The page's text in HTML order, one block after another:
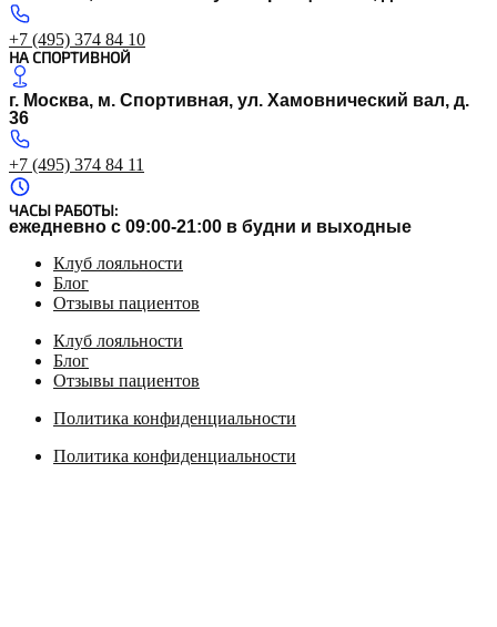
+7 (495) 374 84 10
НА СПОРТИВНОЙ
г. Москва, м. Спортивная, ул. Хамовнический вал, д.
36
+7 (495) 374 84 11
ЧАСЫ РАБОТЫ:
ежедневно с 09:00-21:00 в будни и выходные
Клуб лояльности
Блог
Отзывы пациентов
Клуб лояльности
Блог
Отзывы пациентов
Политика конфиденциальности
Политика конфиденциальности